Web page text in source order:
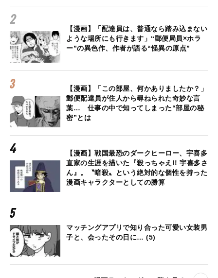
【漫画】「配達員は、普通なら踏み込まない
ような場所にも行きます」“郵便局員×ホラ
ー”の異色作、作者が語る“怪異の原点”
【漫画】「この部屋、何かありましたか？」
郵便配達員が住人から尋ねられた奇妙な言
葉… 仕事の中で知ってしまった“部屋の秘
密”とは
【漫画】戦国最恐のダークヒーロー、宇喜多
直家の生涯を描いた『殺っちゃえ!! 宇喜多さ
ん』。〝暗殺〟という絶対的な個性を持った
漫画キャラクターとしての勝算
マッチングアプリで知り合った可愛い女装男
子と、会ったその日に… (5)